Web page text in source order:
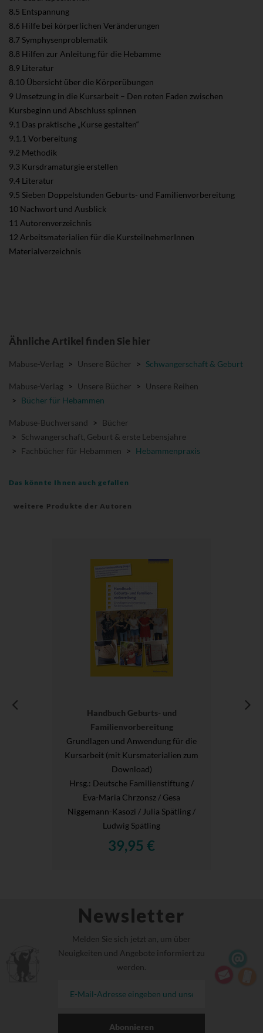
8.5 Entspannung
8.6 Hilfe bei körperlichen Veränderungen
8.7 Symphysenproblematik
8.8 Hilfen zur Anleitung für die Hebamme
8.9 Literatur
8.10 Übersicht über die Körperübungen
9 Umsetzung in die Kursarbeit – Den roten Faden zwischen
Kursbeginn und Abschluss spinnen
9.1 Das praktische „Kurse gestalten“
9.1.1 Vorbereitung
9.2 Methodik
9.3 Kursdramaturgie erstellen
9.4 Literatur
9.5 Sieben Doppelstunden Geburts- und Familienvorbereitung
10 Nachwort und Ausblick
11 Autorenverzeichnis
12 Arbeitsmaterialien für die KursteilnehmerInnen
Materialverzeichnis
Ähnliche Artikel finden Sie hier
Mabuse-Verlag > Unsere Bücher > Schwangerschaft & Geburt
Mabuse-Verlag > Unsere Bücher > Unsere Reihen
> Bücher für Hebammen
Mabuse-Buchversand > Bücher
> Schwangerschaft, Geburt & erste Lebensjahre
> Fachbücher für Hebammen > Hebammenpraxis
Das könnte Ihnen auch gefallen
weitere Produkte der Autoren
Handbuch Geburts- und
Familienvorbereitung
Grundlagen und Anwendung für die
Kursarbeit (mit Kursmaterialien zum
Download)
Hrsg.: Deutsche Familienstiftung /
Eva-Maria Chrzonsz / Gesa
Niggemann-Kasozi / Julia Spätling /
Ludwig Spätling
39,95 €
Newsletter
Melden Sie sich jetzt an, um über
Neuigkeiten und Angebote informiert zu
werden.
Abonnieren